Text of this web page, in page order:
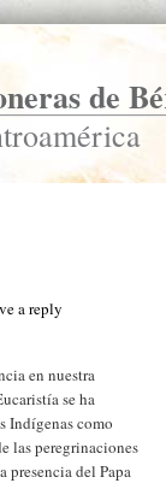
de
a reply
en nuestra
se ha
Indígenas como
las peregrinaciones
presencia del Papa